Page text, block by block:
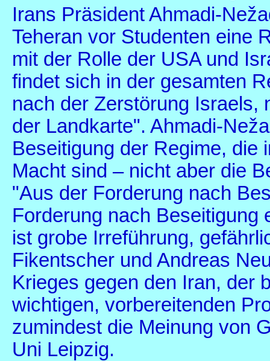
Irans Präsident Ahmadi-
Teheran vor Studenten eine
mit der Rolle der USA und
findet sich in der gesamten
nach der Zerstörung Israels,
der Landkarte". Ahmadi-
Beseitigung der Regime, die
Macht sind – nicht aber die
"Aus der Forderung nach
Forderung nach Beseitigung
ist grobe Irreführung,
Fikentscher und Andreas
Krieges gegen den Iran, der
wichtigen, vorbereitenden
zumindest die Meinung von
Uni Leipzig.